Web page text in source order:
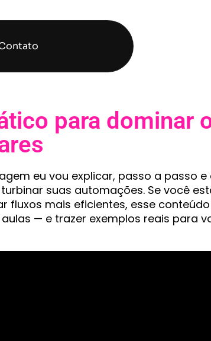
para dominar
eu vou explicar, passo a passo
suas automações. Se você
mais eficientes, esse
— e trazer exemplos reais para